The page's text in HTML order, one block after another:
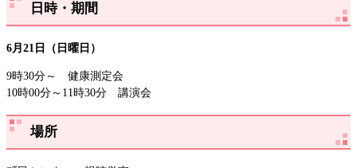
日時・期間
6月21日（日曜日）
9時30分～ 健康測定会
10時00分～11時30分 講演会
場所